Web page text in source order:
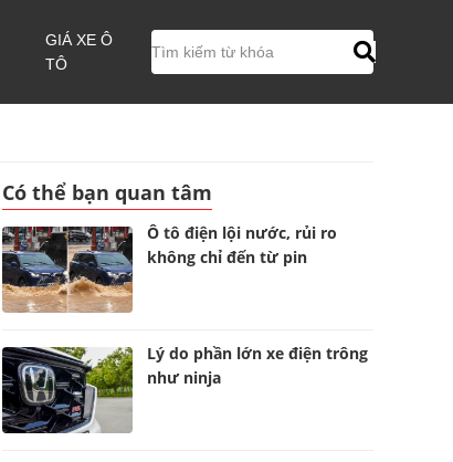
GIÁ XE Ô
TÔ
Có thể bạn quan tâm
Ô tô điện lội nước, rủi ro
không chỉ đến từ pin
Lý do phần lớn xe điện trông
như ninja